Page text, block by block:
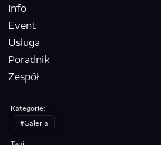
Info
Event
Usługa
Poradnik
Zespół
Kategorie:
Galeria
Tagi: